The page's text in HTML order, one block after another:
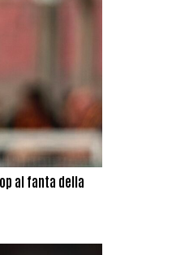
al fanta della